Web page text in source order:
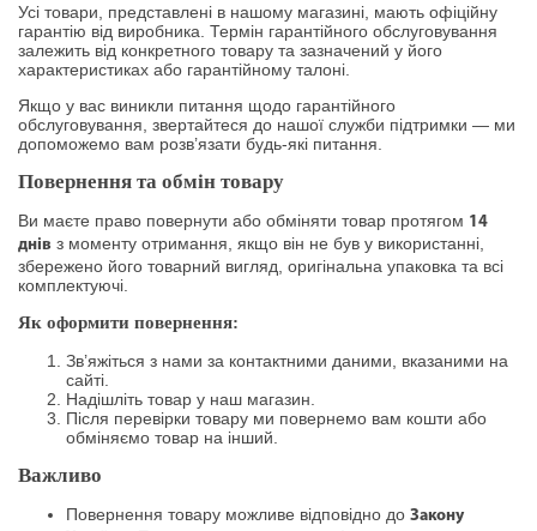
Усі товари, представлені в нашому магазині, мають офіційну
гарантію від виробника. Термін гарантійного обслуговування
залежить від конкретного товару та зазначений у його
характеристиках або гарантійному талоні.
Якщо у вас виникли питання щодо гарантійного
обслуговування, звертайтеся до нашої служби підтримки — ми
допоможемо вам розв’язати будь-які питання.
Повернення та обмін товару
Ви маєте право повернути або обміняти товар протягом 14
днів з моменту отримання, якщо він не був у використанні,
збережено його товарний вигляд, оригінальна упаковка та всі
комплектуючі.
Як оформити повернення:
Зв’яжіться з нами за контактними даними, вказаними на
сайті.
Надішліть товар у наш магазин.
Після перевірки товару ми повернемо вам кошти або
обміняємо товар на інший.
Важливо
Повернення товару можливе відповідно до Закону